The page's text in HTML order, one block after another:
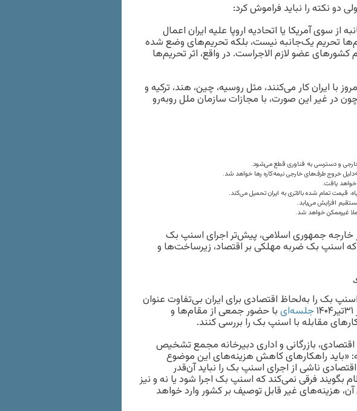
دو نکته را نباید فراموش کرد:
سوی آمریکا یا اتحادیه اروپا علیه ایران اعمال
تحریم یک‌جانبه نیست، بلکه تحریم‌های وضع شده
عضو لازم الاجراست. در واقع، اثر تحریم‌ها
با ایران کار می‌کنند، مثل روسیه، چین، هند، ترکیه و
در غیر این صورت، با مجازات سازمان ملل روبه‌رو
و دسترسی به فناوری قطع می‌شود.
خروج طرف‌های خارجی نیمه‌کاره رها خواهد شد.
خواهد یافت.
قیمت تمام شده بالاتری به ایران تحمیل می‌کند.
افزایش می‌یابد.
خارجه جمهوری اسلامی، پیش‌تر اجرای اسنپ بک
اسنپ بک ضربه مهلکی بر اقتصاد، زیرساخت‌ها و
بک را به‌لحاظ اقتصادی برای ایران بی‌تفاوت عنوان
جلسه‌ایبا حضور جمعی از مقام‌ها و
مقابله با اسنپ بک را بررسی کنند.
بازرگانی و اداری دبیرخانه مجمع تشخیص
راهکارهای کاهش هزینه‌های این موضوع
ناشی از اجرای اسنپ بک را نباید آن‌قدر
فرقی نمی‌کند که اسنپ بک اجرا شود یا نه و نیز
هزینه‌های غیر قابل توصیف بر کشور وارد خواهد